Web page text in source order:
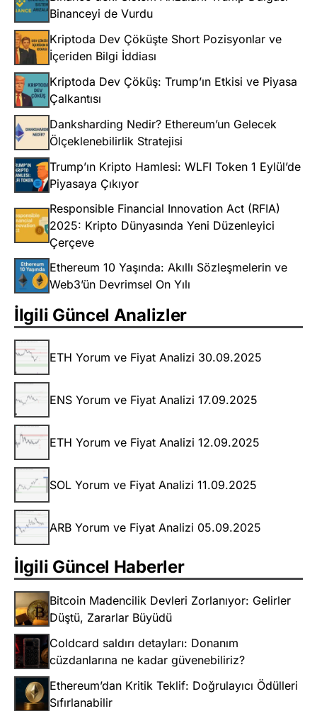
Binanceyi de Vurdu
Kriptoda Dev Çöküşte Short Pozisyonlar ve
İçeriden Bilgi İddiası
Kriptoda Dev Çöküş: Trump’ın Etkisi ve Piyasa
Çalkantısı
Danksharding Nedir? Ethereum’un Gelecek
Ölçeklenebilirlik Stratejisi
Trump’ın Kripto Hamlesi: WLFI Token 1 Eylül’de
Piyasaya Çıkıyor
Responsible Financial Innovation Act (RFIA)
2025: Kripto Dünyasında Yeni Düzenleyici
Çerçeve
Ethereum 10 Yaşında: Akıllı Sözleşmelerin ve
Web3’ün Devrimsel On Yılı
İlgili Güncel Analizler
ETH Yorum ve Fiyat Analizi 30.09.2025
ENS Yorum ve Fiyat Analizi 17.09.2025
ETH Yorum ve Fiyat Analizi 12.09.2025
SOL Yorum ve Fiyat Analizi 11.09.2025
ARB Yorum ve Fiyat Analizi 05.09.2025
İlgili Güncel Haberler
Bitcoin Madencilik Devleri Zorlanıyor: Gelirler
Düştü, Zararlar Büyüdü
Coldcard saldırı detayları: Donanım
cüzdanlarına ne kadar güvenebiliriz?
Ethereum’dan Kritik Teklif: Doğrulayıcı Ödülleri
Sıfırlanabilir